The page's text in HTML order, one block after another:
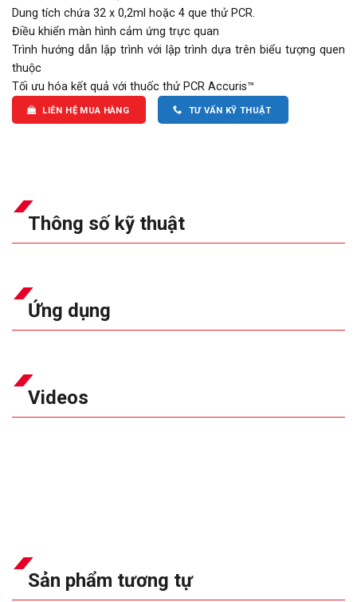
Dung tích chứa 32 x 0,2ml hoặc 4 que thử PCR.
Điều khiển màn hình cảm ứng trực quan
Trình hướng dẫn lập trình với lập trình dựa trên biểu tượng quen
thuộc
Tối ưu hóa kết quả với thuốc thử PCR Accuris™
LIÊN HỆ MUA HÀNG TƯ VẤN KỸ THUẬT
Thông số kỹ thuật
Ứng dụng
Videos
Sản phẩm tương tự